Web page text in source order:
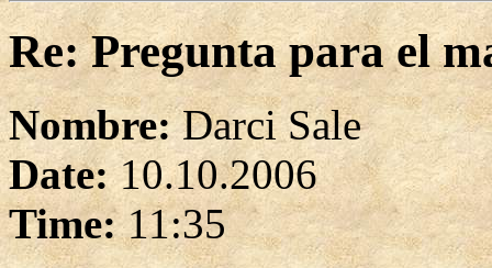
Re: Pregunta para el
Nombre:Darci Sale
Date:10.10.2006
Time:11:35